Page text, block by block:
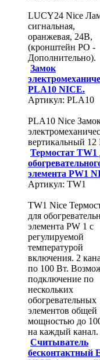
LUCY24 Nice
сигнальная,
оранжевая, 24В,
(кронштейн PO -
Дополнительно).
Замок
PLA10 NICE.
Артикул: PLA10
PLA10 Nice
вертикальный 12
Термостат TW1
элемента PW1
Артикул: TW1
TW1 Nice
для
элемента PW 1 с
регулируемой
температурой
включения. 2
по 100 Вт.
подключение по
нескольких
обогревательных
элементов общей
мощностью до
на каждый канал.
Считыватель
бесконтактный